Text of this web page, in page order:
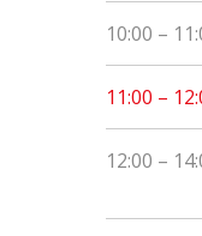
10:00 –
11:00 –
12:00 –